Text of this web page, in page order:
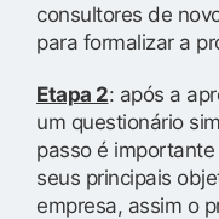
consultores de
para formalizar a
Etapa 2: após a
um questionário
passo é
seus principais
empresa, assim o